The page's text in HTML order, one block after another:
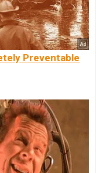
Preventable